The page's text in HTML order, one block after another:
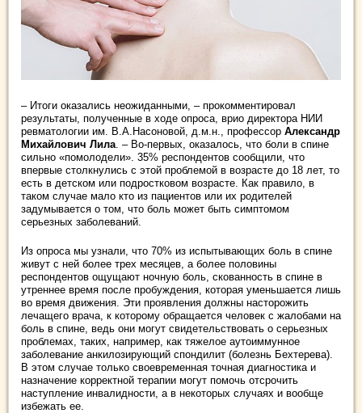
– Итоги оказались неожиданными, – прокомментировал
результаты, полученные в ходе опроса, врио директора НИИ
ревматологии им. В.А.Насоновой, д.м.н., профессор Александр
Михайлович Лила . – Во-первых, оказалось, что боли в спине
сильно «помолодели». 35% респондентов сообщили, что
впервые столкнулись с этой проблемой в возрасте до 18 лет, то
есть в детском или подростковом возрасте. Как правило, в
таком случае мало кто из пациентов или их родителей
задумывается о том, что боль может быть симптомом
серьезных заболеваний.
Из опроса мы узнали, что 70% из испытывающих боль в спине
живут с ней более трех месяцев, а более половины
респондентов ощущают ночную боль, скованность в спине в
утреннее время после пробуждения, которая уменьшается лишь
во время движения. Эти проявления должны насторожить
лечащего врача, к которому обращается человек с жалобами на
боль в спине, ведь они могут свидетельствовать о серьезных
проблемах, таких, например, как тяжелое аутоиммунное
заболевание анкилозирующий спондилит (болезнь Бехтерева).
В этом случае только своевременная точная диагностика и
назначение корректной терапии могут помочь отсрочить
наступление инвалидности, а в некоторых случаях и вообще
избежать ее.